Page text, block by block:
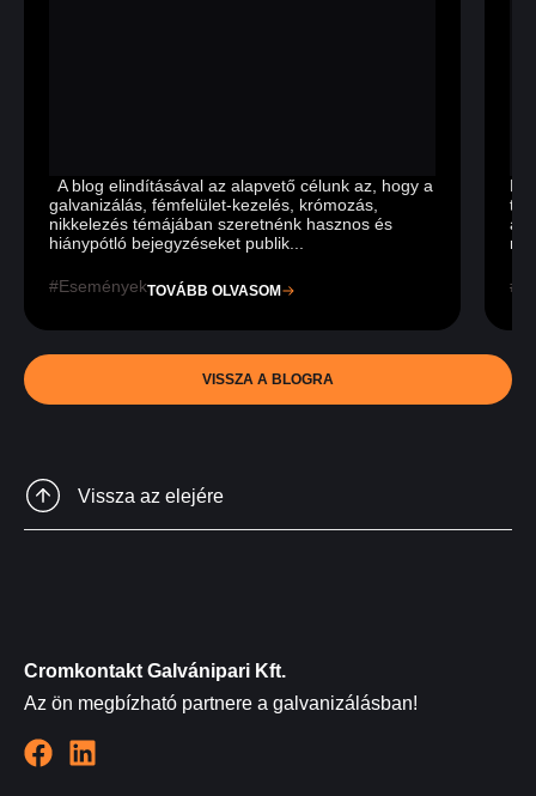
A blog elindításával az alapvető célunk az, hogy a
galvanizálás, fémfelület-kezelés, krómozás,
nikkelezés témájában szeretnénk hasznos és
hiánypótló bejegyzéseket publik...
EseményekTOVÁBB OLVASOM
VISSZA A BLOGRA
Vissza az elejére
Cromkontakt Galvánipari Kft.
Az ön megbízható partnere a galvanizálásban!